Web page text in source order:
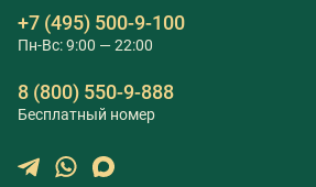
+7 (495) 500-9-100
Пн-Вс: 9:00 — 22:00
8 (800) 550-9-888
Бесплатный номер